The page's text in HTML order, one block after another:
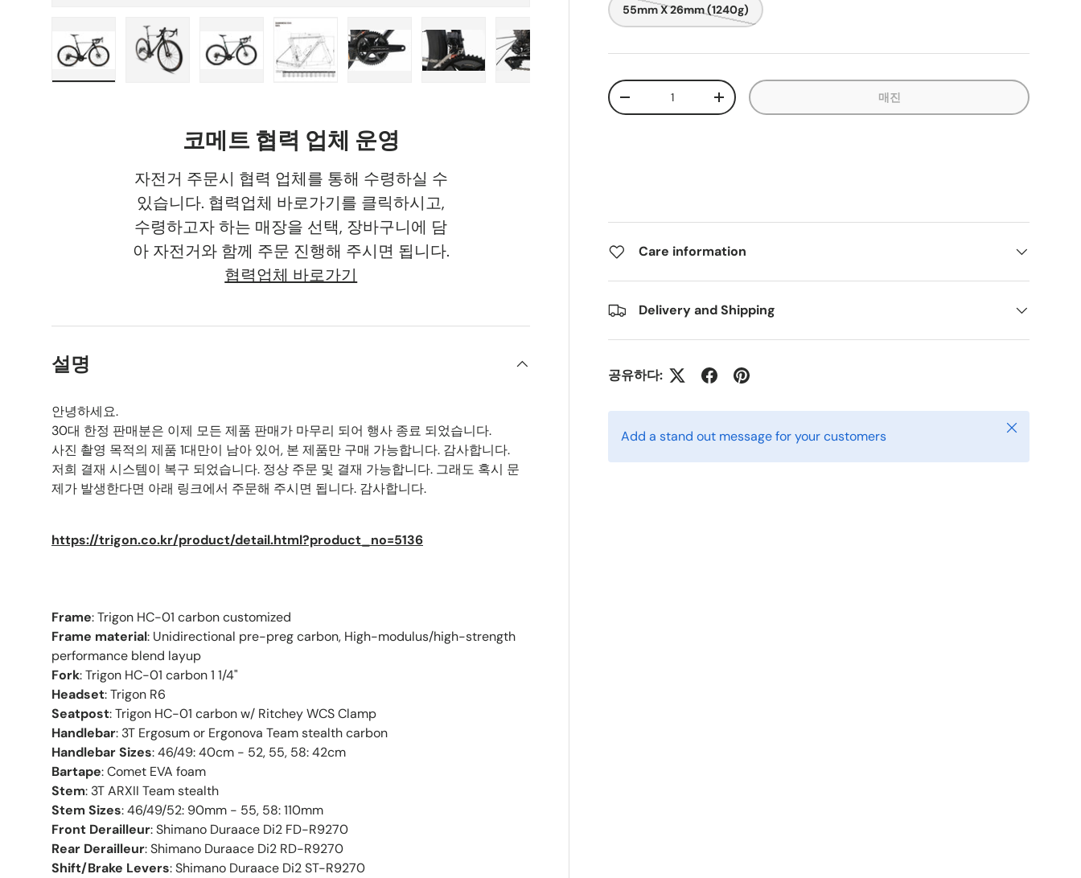
갤러리 보기에 이미지 6 로드
갤러리 보기에 이미지 7 로드갤러리 보기에 이미지 8 로드갤러리 보기에 이미지 9 로드
갤러리 보기에 이미지 10 로드
갤러리 보기에 이미지 11 로드
갤러리 보기에 이미지 12 로드
갤러리 보기에 이
55mm X 26mm (1240g)
수량
-
+ 매진
Care information
Delivery and Shipping
공유하다:
Add a stand out message for your customers 닫다
코메트 협력 업체 운영
자전거 주문시 협력 업체를 통해 수령하실 수
있습니다. 협력업체 바로가기를 클릭하시고,
수령하고자 하는 매장을 선택, 장바구니에 담
아 자전거와 함께 주문 진행해 주시면 됩니다.
협력업체 바로가기
설명
안녕하세요.
30대 한정 판매분은 이제 모든 제품 판매가 마무리 되어 행사 종료 되었습니다.
사진 촬영 목적의 제품 1대만이 남아 있어, 본 제품만 구매 가능합니다. 감사합니다.
저희 결재 시스템이 복구 되었습니다. 정상 주문 및 결재 가능합니다. 그래도 혹시 문
제가 발생한다면 아래 링크에서 주문해 주시면 됩니다. 감사합니다.
https://trigon.co.kr/product/detail.html?product_no=5136
Frame:Trigon HC-01 carbon customized
Frame material: Unidirectional pre-preg carbon, High-modulus/high-strength
performance blend layup
Fork:Trigon HC-01 carbon 1 1/4"
Headset:Trigon R6
Seatpost:Trigon HC-01 carbonw/ Ritchey WCS Clamp
Handlebar: 3T Ergosum or Ergonova Team stealth carbon
Handlebar Sizes:46/49:40cm - 52, 55, 58: 42cm
Bartape:Comet EVA foam
Stem: 3T ARXII Team stealth
Stem Sizes:46/49/52: 90mm - 55, 58: 110mm
Front Derailleur:Shimano Duraace Di2 FD-R9270
Rear Derailleur:Shimano Duraace Di2 RD-R9270
Shift/Brake Levers:Shimano Duraace Di2 ST-R9270